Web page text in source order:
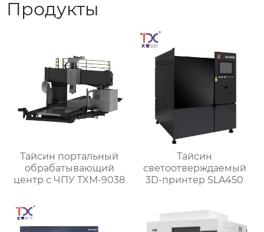
Продукты
Тайсин портальный
обрабатывающий
центр с ЧПУ TXM-9038
Тайсин
светоотверждаемый
3D-принтер SLA450